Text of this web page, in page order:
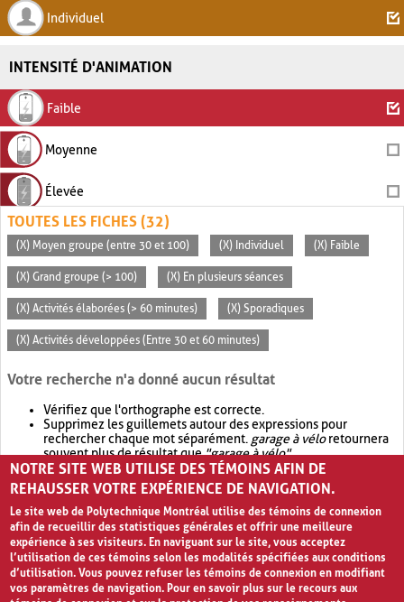
Individuel
INTENSITÉ D'ANIMATION
Faible
Moyenne
Élevée
TOUTES LES FICHES (32)
(X) Moyen groupe (entre 30 et 100) (X) Individuel (X) Faible
(X) Grand groupe (> 100) (X) En plusieurs séances
(X) Activités élaborées (> 60 minutes) (X) Sporadiques
(X) Activités développées (Entre 30 et 60 minutes)
Votre recherche n'a donné aucun résultat
Vérifiez que l'orthographe est correcte.
Supprimez les guillemets autour des expressions pour
rechercher chaque mot séparément. garage à véloretournera
souvent plus de résultat que"garage à vélo".
Envisagez d'élargir votre recherche avec OR.garage OR vélo
retournera souvent plus de résultat quegarage à vélo
NOTRE SITE WEB UTILISE DES TÉMOINS AFIN DE
REHAUSSER VOTRE EXPÉRIENCE DE NAVIGATION.
Le site web de Polytechnique Montréal utilise des témoins de connexion
afin de recueillir des statistiques générales et offrir une meilleure
expérience à ses visiteurs. En naviguant sur le site, vous acceptez
l’utilisation de ces témoins selon les modalités spécifiées aux conditions
d’utilisation. Vous pouvez refuser les témoins de connexion en modifiant
vos paramètres de navigation. Pour en savoir plus sur le recours aux